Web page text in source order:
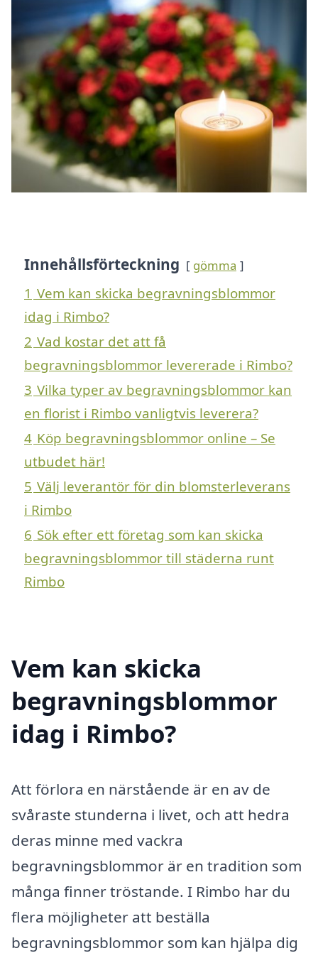
Innehållsförteckning gömma
1 Vem kan skicka begravningsblommor
idag i Rimbo?
2 Vad kostar det att få
begravningsblommor levererade i Rimbo?
3 Vilka typer av begravningsblommor kan
en florist i Rimbo vanligtvis leverera?
4 Köp begravningsblommor online – Se
utbudet här!
5 Välj leverantör för din blomsterleverans
i Rimbo
6 Sök efter ett företag som kan skicka
begravningsblommor till städerna runt
Rimbo
Vem kan skicka
begravningsblommor
idag i Rimbo?
Att förlora en närstående är en av de
svåraste stunderna i livet, och att hedra
deras minne med vackra
begravningsblommor är en tradition som
många finner tröstande. I Rimbo har du
flera möjligheter att beställa
begravningsblommor som kan hjälpa dig